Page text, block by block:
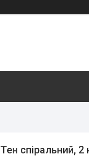
Тен спіральний, 2